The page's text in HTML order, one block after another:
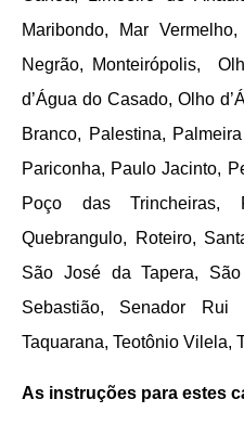
Maribondo, Mar
Negrão, Monteirópolis,
d’Água do Casado, Olho
Branco, Palestina,
Pariconha, Paulo Jacinto,
Poço das
Quebrangulo, Roteiro,
São José da Tapera,
Sebastião, Senador Rui
Taquarana, Teotônio Vilela,
As instruções para estes